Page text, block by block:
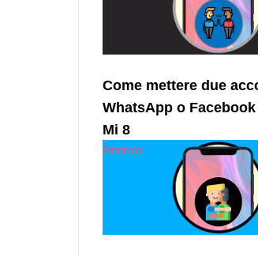
Come mettere due
WhatsApp o
Mi 8
Android